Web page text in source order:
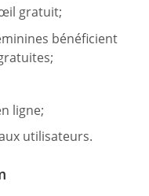
gratuit;
bénéficient
ligne;
utilisateurs.